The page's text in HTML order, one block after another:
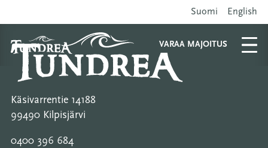
Suomi English
VARAA MAJOITUS
Käsivarrentie 14188
99490 Kilpisjärvi
0400 396 684